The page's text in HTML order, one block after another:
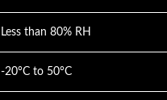
Less than 80% RH
-20°C to 50°C